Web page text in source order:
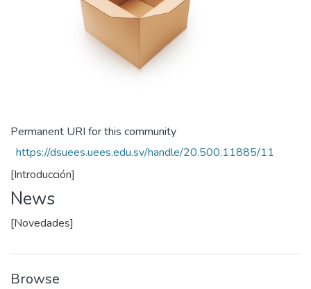
Permanent URI for this community
https://dsuees.uees.edu.sv/handle/20.500.11885/11
[Introducción]
News
[Novedades]
Browse